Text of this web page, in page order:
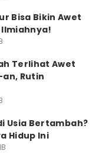
Bisa Bikin Awet
Ilmiahnya!
Terlihat Awet
an, Rutin
Usia Bertambah?
Hidup Ini